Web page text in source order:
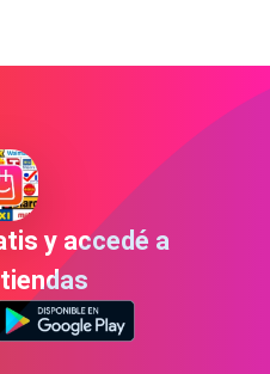
y accedé a